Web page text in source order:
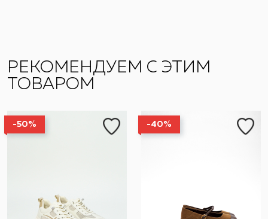
РЕКОМЕНДУЕМ С ЭТИМ
ТОВАРОМ
-50% -40%